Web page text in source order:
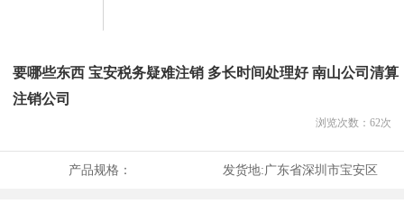
要哪些东西 宝安税务疑难注销 多长时间处理好 南山公司清算
注销公司
浏览次数： 62次
产品规格： 发货地:广东省深圳市宝安区